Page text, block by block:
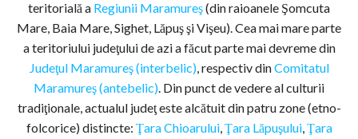
teritorială a Regiunii Maramureş(din raioanele Şomcuta
Mare, Baia Mare, Sighet, Lăpuş şi Vişeu). Cea mai mare parte
a teritoriului judeţului de azi a făcut parte mai devreme din
Judeţul Maramureş (interbelic), respectiv dinComitatul
Maramureş (antebelic). Din punct de vedere al culturii
tradiţionale, actualul judeţ este alcătuit din patru zone (etno-
folcorice) distincte: Ţara Chioarului,Ţara Lăpuşului,Ţara